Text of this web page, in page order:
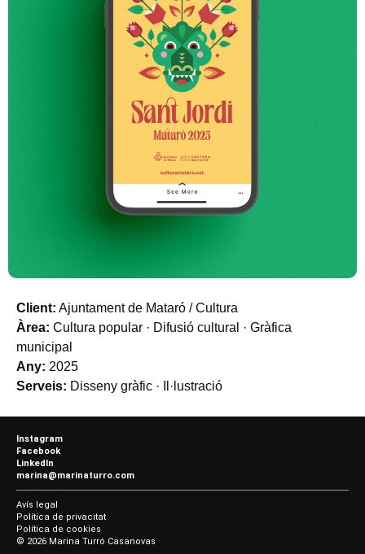
Client: Ajuntament de Mataró / Cultura
Àrea: Cultura popular · Difusió cultural · Gràfica
municipal
Any: 2025
Serveis: Disseny gràfic · Il·lustració
Instagram
Facebook
LinkedIn
marina@marinaturro.com
Avís legal
Política de privacitat
Política de cookies
© 2026 Marina Turró Casanovas